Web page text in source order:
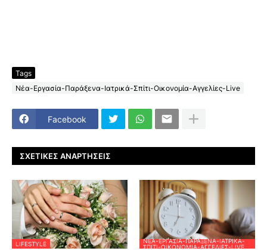
Tags
Νέα-Εργασία-Παράξενα-Ιατρικά-Σπίτι-Οικονομία-Αγγελίες-Live
Facebook
ΣΧΕΤΙΚΈΣ ΑΝΑΡΤΉΣΕΙΣ
LIFESTYLE
ΝΈΑ-ΕΡΓΑΣΊΑ-ΠΑΡΆΞΕΝΑ-ΙΑΤΡΙΚΆ-
ΣΠΊΤΙ-ΟΙΚΟΝΟΜΊΑ-ΑΓΓΕΛΊΕΣ-LIVE